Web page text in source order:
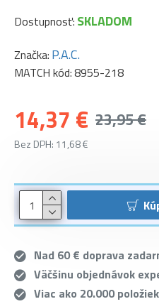
14,37 € 23,95 €
Bez DPH: 11,68 €
Dostupnosť: SKLADOM
Značka: P.A.C.
MATCH kód:8955-218
Nad 60 € doprava
Väčšinu objednávok
Viac ako 20.000